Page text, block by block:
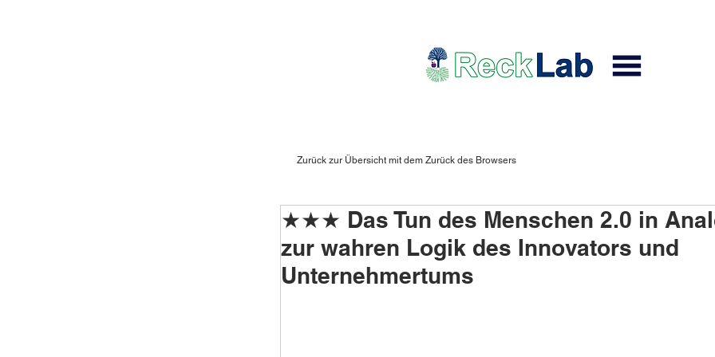
Zurück zur Übersicht mit dem Zurück des Browsers
★★★ Das Tun des Menschen 2.0 in
zur wahren Logik des Innovators und
Unternehmertums